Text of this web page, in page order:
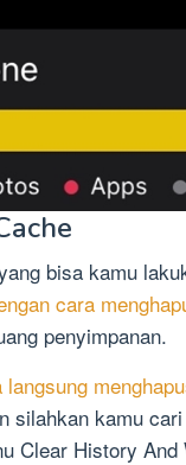
bisa kamu
cara
penyimpanan.
silahkan kamu
Clear History And